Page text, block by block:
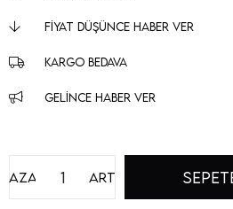
FIYAT DÜŞÜNCE HABER VER
KARGO BEDAVA
GELINCE HABER VER
Artır
Azalt